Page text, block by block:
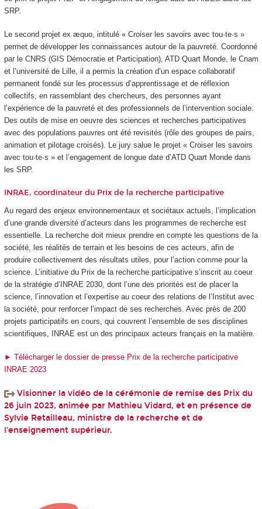
SRP.
Le second projet ex æquo, intitulé « Croiser les savoirs avec tou·te·s »
permet de développer les connaissances autour de la pauvreté. Coordonné
par le CNRS (GIS Démocratie et Participation), ATD Quart Monde, le Cnam
et l’université de Lille, il a permis la création d’un espace collaboratif
permanent fondé sur les processus d’apprentissage et de réflexion
collectifs, en rassemblant des chercheurs, des personnes ayant
l’expérience de la pauvreté et des professionnels de l’intervention sociale.
Des outils de mise en oeuvre des sciences et recherches participatives
avec des populations pauvres ont été revisités (rôle des groupes de pairs,
animation et pilotage croisés). Le jury salue le projet « Croiser les savoirs
avec tou·te·s » et l’engagement de longue date d’ATD Quart Monde dans
les SRP.
INRAE, coordinateur du Prix de la recherche participative
Au regard des enjeux environnementaux et sociétaux actuels, l’implication
d’une grande diversité d’acteurs dans les programmes de recherche est
essentielle. La recherche doit mieux prendre en compte les questions de la
société, les réalités de terrain et les besoins de ces acteurs, afin de
produire collectivement des résultats utiles, pour l’action comme pour la
science. L’initiative du Prix de la recherche participative s’inscrit au coeur
de la stratégie d’INRAE 2030, dont l’une des priorités est de placer la
science, l’innovation et l’expertise au coeur des relations de l’Institut avec
la société, pour renforcer l’impact de ses recherches. Avec près de 200
projets participatifs en cours, qui couvrent l’ensemble de ses disciplines
scientifiques, INRAE est un des principaux acteurs français en la matière.
► Télécharger le dossier de presse Prix de la recherche participative
INRAE 2023
Visionner la vidéo de la cérémonie de remise des Prix du
26 juin 2023, animée par Mathieu Vidard, et en présence de
Sylvie Retailleau, ministre de la recherche et de
l'enseignement supérieur.